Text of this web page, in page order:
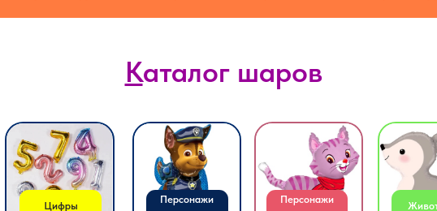
Каталог шаров
Персонажи
мальчикам
Животные
девочкам
Цифры